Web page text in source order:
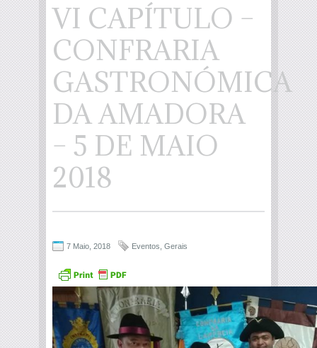
VI CAPÍTULO –
CONFRARIA
GASTRONÓMICA
DA AMADORA
– 5 DE MAIO
2018
7 Maio, 2018 Eventos Gerais